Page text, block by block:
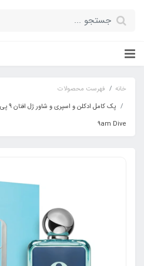
خانه
فهرست محصولات
9am Dive